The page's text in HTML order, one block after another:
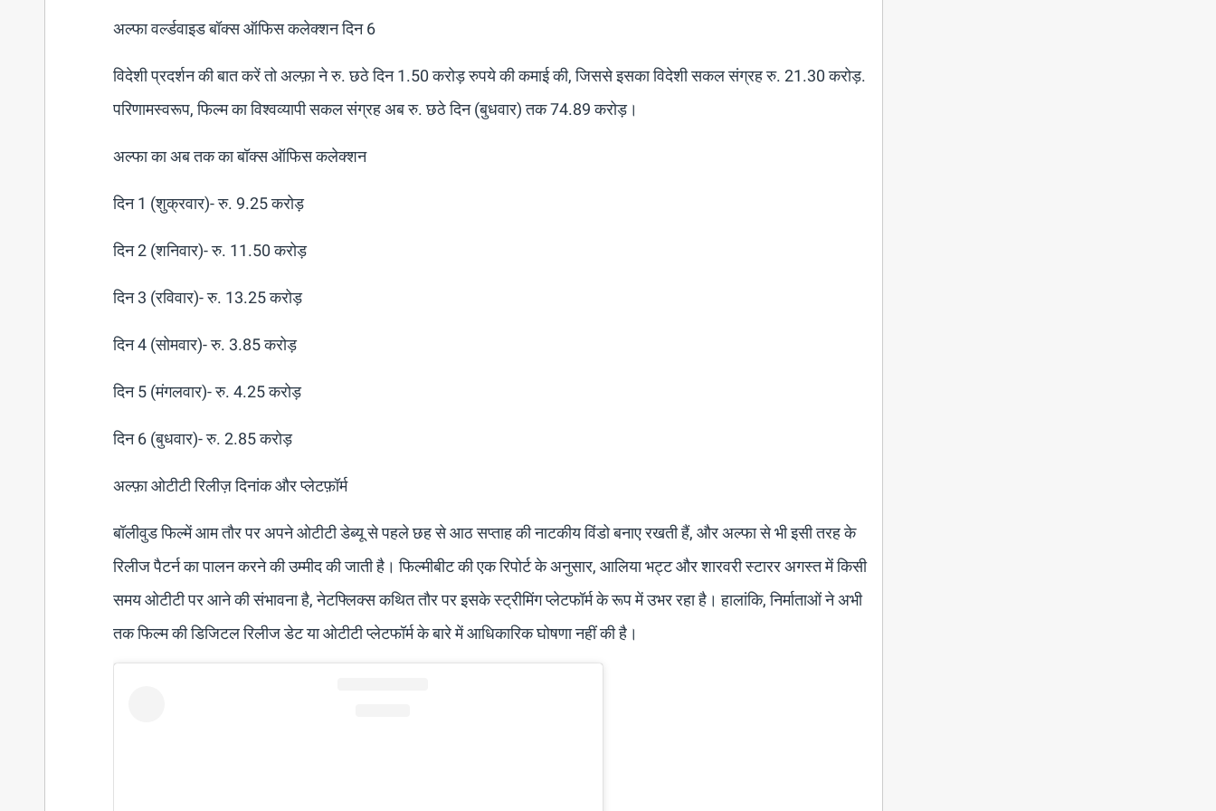
अल्फा वर्ल्डवाइड बॉक्स ऑफिस कलेक्शन दिन 6
विदेशी प्रदर्शन की बात करें तो अल्फ़ा ने रु. छठे दिन 1.50 करोड़ रुपये की कमाई की, जिससे इसका विदेशी सकल संग्रह रु. 21.30 करोड़.
परिणामस्वरूप, फिल्म का विश्वव्यापी सकल संग्रह अब रु. छठे दिन (बुधवार) तक 74.89 करोड़।
अल्फा का अब तक का बॉक्स ऑफिस कलेक्शन
दिन 1 (शुक्रवार)- रु. 9.25 करोड़
दिन 2 (शनिवार)- रु. 11.50 करोड़
दिन 3 (रविवार)- रु. 13.25 करोड़
दिन 4 (सोमवार)- रु. 3.85 करोड़
दिन 5 (मंगलवार)- रु. 4.25 करोड़
दिन 6 (बुधवार)- रु. 2.85 करोड़
अल्फ़ा ओटीटी रिलीज़ दिनांक और प्लेटफ़ॉर्म
बॉलीवुड फिल्में आम तौर पर अपने ओटीटी डेब्यू से पहले छह से आठ सप्ताह की नाटकीय विंडो बनाए रखती हैं, और अल्फा से भी इसी तरह के
रिलीज पैटर्न का पालन करने की उम्मीद की जाती है। फिल्मीबीट की एक रिपोर्ट के अनुसार, आलिया भट्ट और शारवरी स्टारर अगस्त में किसी
समय ओटीटी पर आने की संभावना है, नेटफ्लिक्स कथित तौर पर इसके स्ट्रीमिंग प्लेटफॉर्म के रूप में उभर रहा है। हालांकि, निर्माताओं ने अभी
तक फिल्म की डिजिटल रिलीज डेट या ओटीटी प्लेटफॉर्म के बारे में आधिकारिक घोषणा नहीं की है।